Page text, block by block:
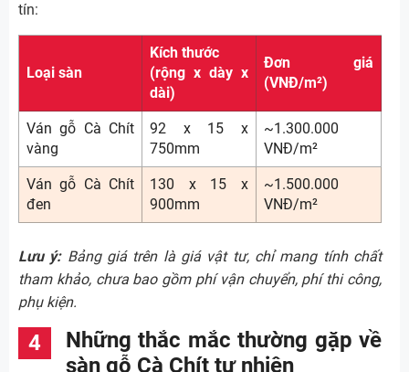
tín:
Loại sàn
Kích thước
(rộng x dày x
dài)
Đơn giá
(VNĐ/m²)
Ván gỗ Cà Chít
vàng
92 x 15 x
750mm
~1.300.000
VNĐ/m²
Ván gỗ Cà Chít
đen
130 x 15 x
900mm
~1.500.000
VNĐ/m²
Lưu ý: Bảng giá trên là giá vật tư, chỉ mang tính chất
tham khảo, chưa bao gồm phí vận chuyển, phí thi công,
phụ kiện.
Những thắc mắc thường gặp về
sàn gỗ Cà Chít tự nhiên